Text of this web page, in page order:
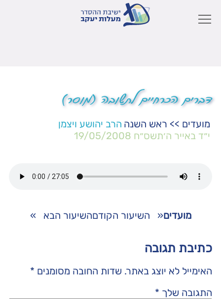
דברים הכרחיים לתשובה (מוסר)
מועדים >> ראש השנה הרב יהושע ויצמן
י״ד באייר ה׳תשס״ח 19/05/2008
מועדים« השיעור הקודםהשיעור הבא »
כתיבת תגובה
האימייל לא יוצג באתר. שדות החובה מסומנים *
התגובה שלך *